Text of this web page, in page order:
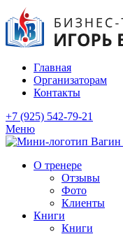
Главная
Организаторам
Контакты
+7 (925) 542-79-21
Меню
О тренере
Отзывы
Фото
Клиенты
Книги
Книги